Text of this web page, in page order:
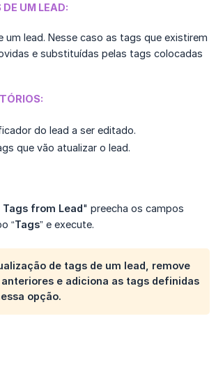
UM LEAD:
um lead. Nesse caso as tags que existirem
e substituídas pelas tags colocadas
do lead a ser editado.
que vão atualizar o lead.
Tags from Lead" preecha os campos
“Tags” e execute.
de tags de um lead, remove
e adiciona as tags definidas
opção.